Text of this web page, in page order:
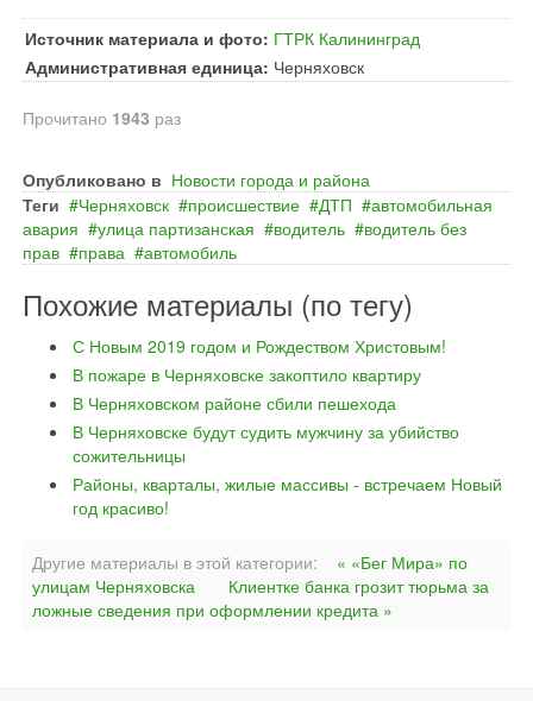
Источник материала и фото: ГТРК Калининград
Административная единица: Черняховск
Прочитано 1943 раз
Опубликовано в Новости города и района
Теги
Черняховск происшествие ДТП
автомобильная
авария
улица партизанская водитель
водитель без
прав
права автомобиль
Похожие материалы (по тегу)
С Новым 2019 годом и Рождеством Христовым!
В пожаре в Черняховске закоптило квартиру
В Черняховском районе сбили пешехода
В Черняховске будут судить мужчину за убийство
сожительницы
Районы, кварталы, жилые массивы - встречаем Новый
год красиво!
Другие материалы в этой категории:
« «Бег Мира» по
улицам Черняховска
Клиентке банка грозит тюрьма за
ложные сведения при оформлении кредита »